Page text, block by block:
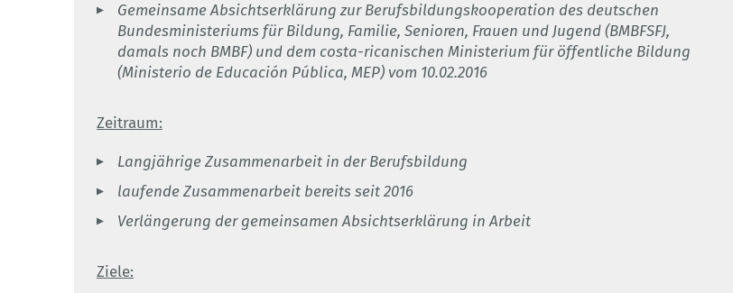
Gemeinsame Absichtserklärung zur Berufsbildungskooperation des deutschen
Bundesministeriums für Bildung, Familie, Senioren, Frauen und Jugend (BMBFSFJ,
damals noch BMBF) und dem costa-ricanischen Ministerium für öffentliche Bildung
(Ministerio de Educación Pública, MEP) vom 10.02.2016
Zeitraum:
Langjährige Zusammenarbeit in der Berufsbildung
laufende Zusammenarbeit bereits seit 2016
Verlängerung der gemeinsamen Absichtserklärung in Arbeit
Ziele: